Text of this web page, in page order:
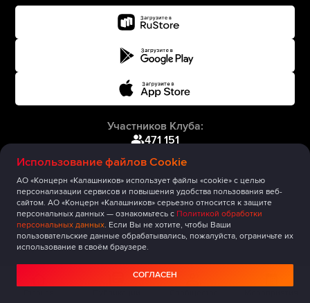
Использование файлов Cookie
АО «Концерн «Калашников» использует файлы «cookie» с целью
персонализации сервисов и повышения удобства пользования веб-
сайтом. АО «Концерн «Калашников» серьезно относится к защите
персональных данных — ознакомьтесь с Политикой обработки
персональных данных. Если Вы не хотите, чтобы Ваши
пользовательские данные обрабатывались, пожалуйста, ограничьте их
использование в своём браузере.
СОГЛАСЕН
Участников Клуба:
471 151